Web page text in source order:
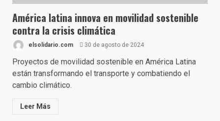
América latina innova en movilidad sostenible
contra la crisis climática
elsolidario.com 30 de agosto de 2024
Proyectos de movilidad sostenible en América Latina
están transformando el transporte y combatiendo el
cambio climático.
Leer Más